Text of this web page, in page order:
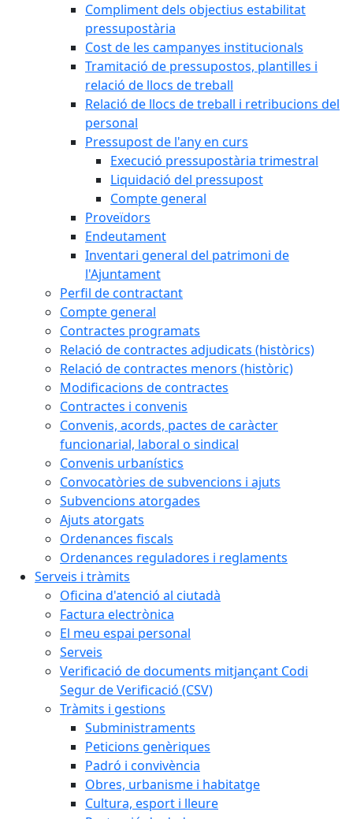
Compliment dels objectius estabilitat
pressupostària
Cost de les campanyes institucionals
Tramitació de pressupostos, plantilles i
relació de llocs de treball
Relació de llocs de treball i retribucions del
personal
Pressupost de l'any en curs
Execució pressupostària trimestral
Liquidació del pressupost
Compte general
Proveïdors
Endeutament
Inventari general del patrimoni de
l'Ajuntament
Perfil de contractant
Compte general
Contractes programats
Relació de contractes adjudicats (històrics)
Relació de contractes menors (històric)
Modificacions de contractes
Contractes i convenis
Convenis, acords, pactes de caràcter
funcionarial, laboral o sindical
Convenis urbanístics
Convocatòries de subvencions i ajuts
Subvencions atorgades
Ajuts atorgats
Ordenances fiscals
Ordenances reguladores i reglaments
Serveis i tràmits
Oficina d'atenció al ciutadà
Factura electrònica
El meu espai personal
Serveis
Verificació de documents mitjançant Codi
Segur de Verificació (CSV)
Tràmits i gestions
Subministraments
Peticions genèriques
Padró i convivència
Obres, urbanisme i habitatge
Cultura, esport i lleure